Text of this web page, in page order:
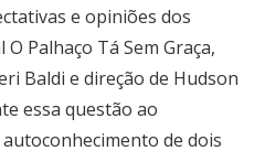
e opiniões dos
Palhaço Tá Sem Graça,
Baldi e direção de Hudson
essa questão ao
de dois